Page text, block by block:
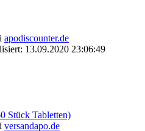
apodiscounter.de
13.09.2020 23:06:49
Stück Tabletten)
versandapo.de